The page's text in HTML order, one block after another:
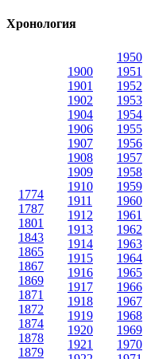
Хронология
1774
1787
1801
1843
1865
1867
1869
1871
1872
1874
1878
1879
1900
1901
1902
1904
1906
1907
1908
1909
1910
1911
1912
1913
1914
1915
1916
1917
1918
1919
1920
1921
1950
1951
1952
1953
1954
1955
1956
1957
1958
1959
1960
1961
1962
1963
1964
1965
1966
1967
1968
1969
1970